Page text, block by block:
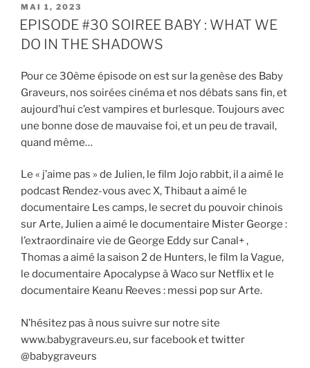
EMBED
PUBLIÉ
LE
MAI 1, 2023
EPISODE #30 SOIREE BABY : WHAT WE
DO IN THE SHADOWS
Pour ce 30ème épisode on est sur la genèse des Baby
Graveurs, nos soirées cinéma et nos débats sans fin, et
aujourd’hui c’est vampires et burlesque. Toujours avec
une bonne dose de mauvaise foi, et un peu de travail,
quand même…
Le « j’aime pas » de Julien, le film Jojo rabbit, il a aimé le
podcast Rendez-vous avec X, Thibaut a aimé le
documentaire Les camps, le secret du pouvoir chinois
sur Arte, Julien a aimé le documentaire Mister George :
l’extraordinaire vie de George Eddy sur Canal+ ,
Thomas a aimé la saison 2 de Hunters, le film la Vague,
le documentaire Apocalypse à Waco sur Netflix et le
documentaire Keanu Reeves : messi pop sur Arte.
N’hésitez pas à nous suivre sur notre site
www.babygraveurs.eu, sur facebook et twitter
@babygraveurs